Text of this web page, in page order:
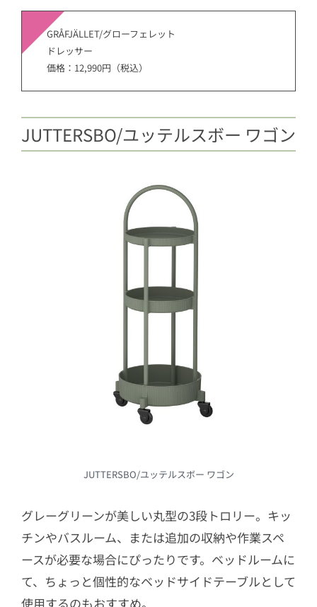
GRÅFJÄLLET/グローフェレット
ドレッサー
価格：12,990円（税込）
JUTTERSBO/ユッテルスボー ワゴン
JUTTERSBO/ユッテルスボー ワゴン
グレーグリーンが美しい丸型の3段トロリー。キッ
チンやバスルーム、または追加の収納や作業スペ
ースが必要な場合にぴったりです。ベッドルームに
て、ちょっと個性的なベッドサイドテーブルとして
使用するのもおすすめ。